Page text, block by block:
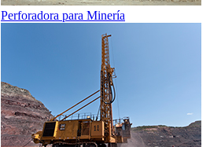
Perforadora para Minería